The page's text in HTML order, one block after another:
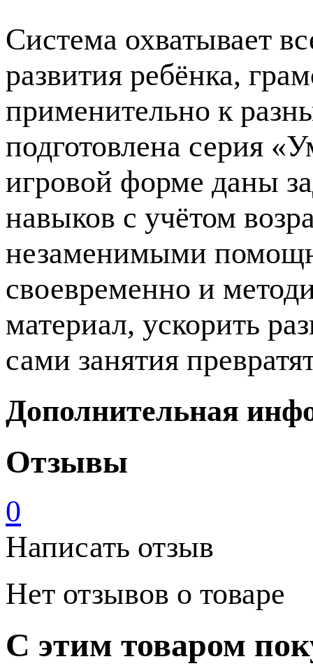
Система охватывает
развития ребёнка,
применительно к
подготовлена серия
игровой форме даны
навыков с учётом
незаменимыми
своевременно и
материал, ускорить
сами занятия
Дополнительная
Отзывы
0
Написать отзыв
Нет отзывов о товаре
С этим товаром